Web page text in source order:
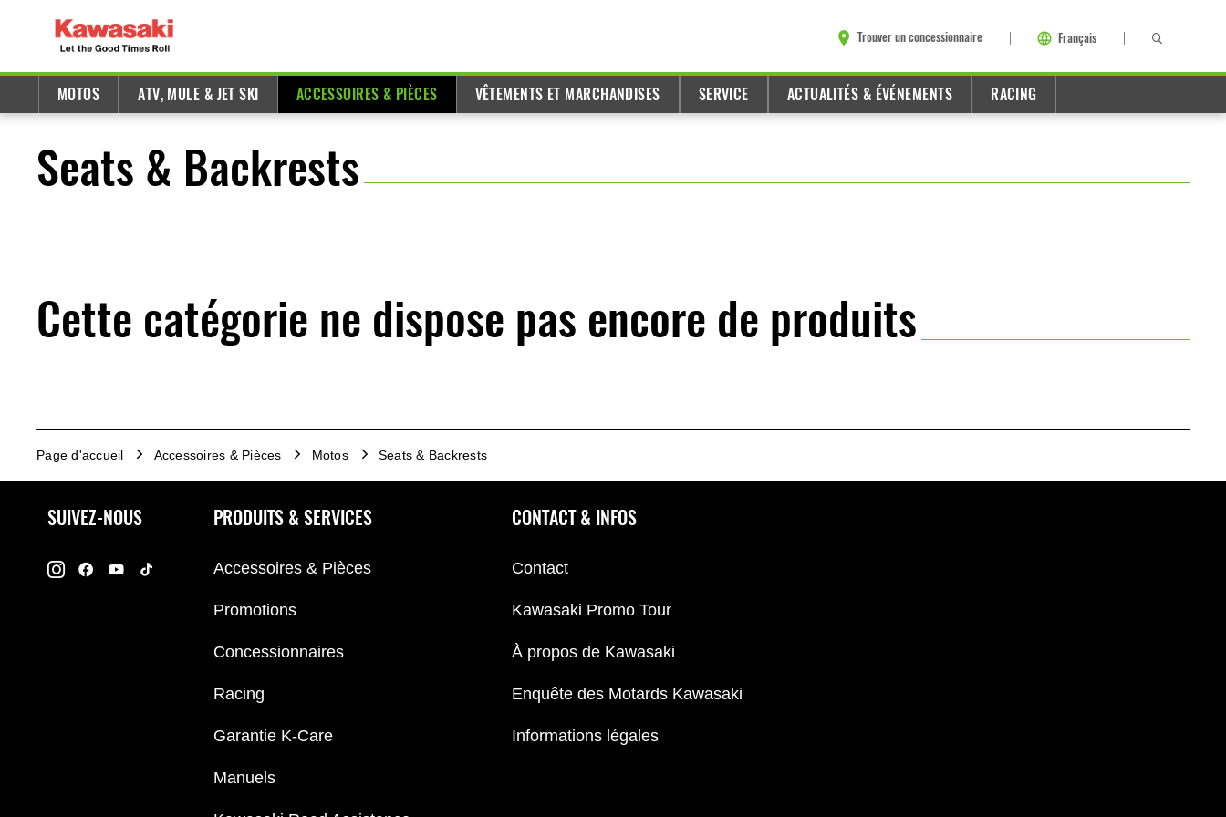
Trouver un concessionnaire Français
MOTOS ATV, MULE & JET SKI ACCESSOIRES & PIÈCES VÊTEMENTS ET MARCHANDISES SERVICE ACTUALITÉS & ÉVÉNEMENTS RACING
Seats & Backrests
Cette catégorie ne dispose pas encore de produits
Page d'accueil Accessoires & Pièces Motos Seats & Backrests
SUIVEZ-NOUS PRODUITS & SERVICES
Accessoires & Pièces
Promotions
Concessionnaires
Racing
Garantie K-Care
Manuels
CONTACT & INFOS
Contact
Kawasaki Promo Tour
À propos de Kawasaki
Enquête des Motards Kawasaki
Informations légales